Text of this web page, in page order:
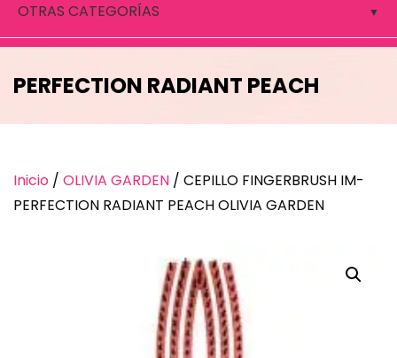
OTRAS CATEGORÍAS
CEPILLO FINGERBRUSH IM-
PERFECTION RADIANT PEACH
Inicio / OLIVIA GARDEN / CEPILLO FINGERBRUSH IM-
PERFECTION RADIANT PEACH OLIVIA GARDEN